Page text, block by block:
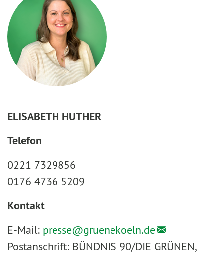
ELISABETH HUTHER
Telefon
0221 7329856
0176 4736 5209
Kontakt
E-Mail: presse@gruenekoeln.de
Postanschrift: BÜNDNIS 90/DIE GRÜNEN,